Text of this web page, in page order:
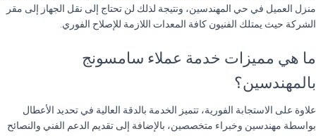
منزل العميل في حي المهندسين، ونتيجة لذلك لن تحتاج إلى نقل الجهاز إلى مقر
الشركة حيث يمتلك الفنيون كافة المعدات اللازمة للإصلاح الفوري.
ما هي مميزات خدمة عملاء سامسونج
بالمهندسين؟
علاوة على الاستجابة الفورية، تتميز الخدمة بالدقة العالية في تحديد الأعطال
بواسطة مهندسين وخبراء متخصصين، بالإضافة إلى تقديم الدعم الفني والنصائح